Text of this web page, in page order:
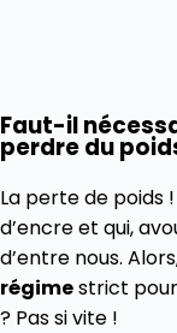
Faut-il
perdre du
La perte de poids
d’encre et qui,
d’entre nous.
régimestrict
? Pas si vite !